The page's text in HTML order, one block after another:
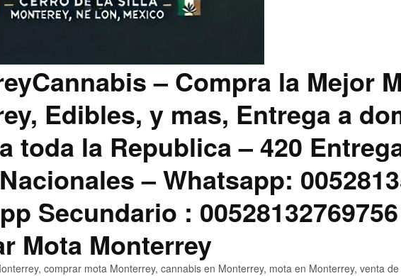
– Compra la Mejor
Edibles, y mas, Entrega a
toda la Republica – 420
– Whatsapp:
Secundario :
Mota Monterrey
comprar mota Monterrey, cannabis en Monterrey, mota en Monterrey, venta